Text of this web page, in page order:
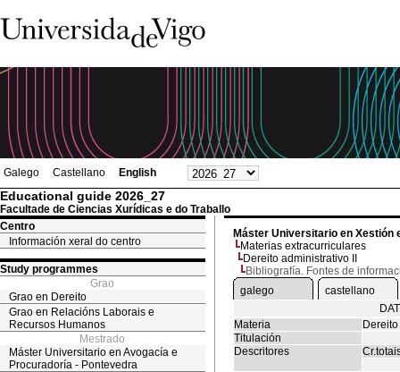
Galego Castellano English
Educational guide 2026_27
Facultade de Ciencias Xurídicas e do Traballo
Centro
Información xeral do centro
Study programmes
Grao
Grao en Dereito
Grao en Relacións Laborais e
Recursos Humanos
Mestrado
Máster Universitario en Avogacía e
Procuradoría - Pontevedra
Máster Universitario en Xestión
Materias extracurriculares
Dereito administrativo II
Bibliografía. Fontes de
galego
castellano
Materia
Titulación
Descritores